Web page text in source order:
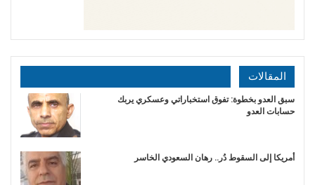
المقالات
سبق العدو بخطوة: تفوق استخباراتي وعسكري يربك
حسابات العدو
أمريكا إلى السقوط دُر.. رهان السعودي الخاسر